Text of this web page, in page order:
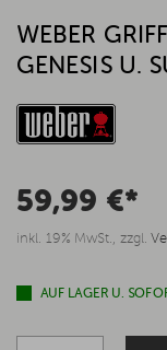
WEBER
GENESIS U.
59,99 €*
inkl. 19% MwSt., zzgl.
AUF LAGER U.